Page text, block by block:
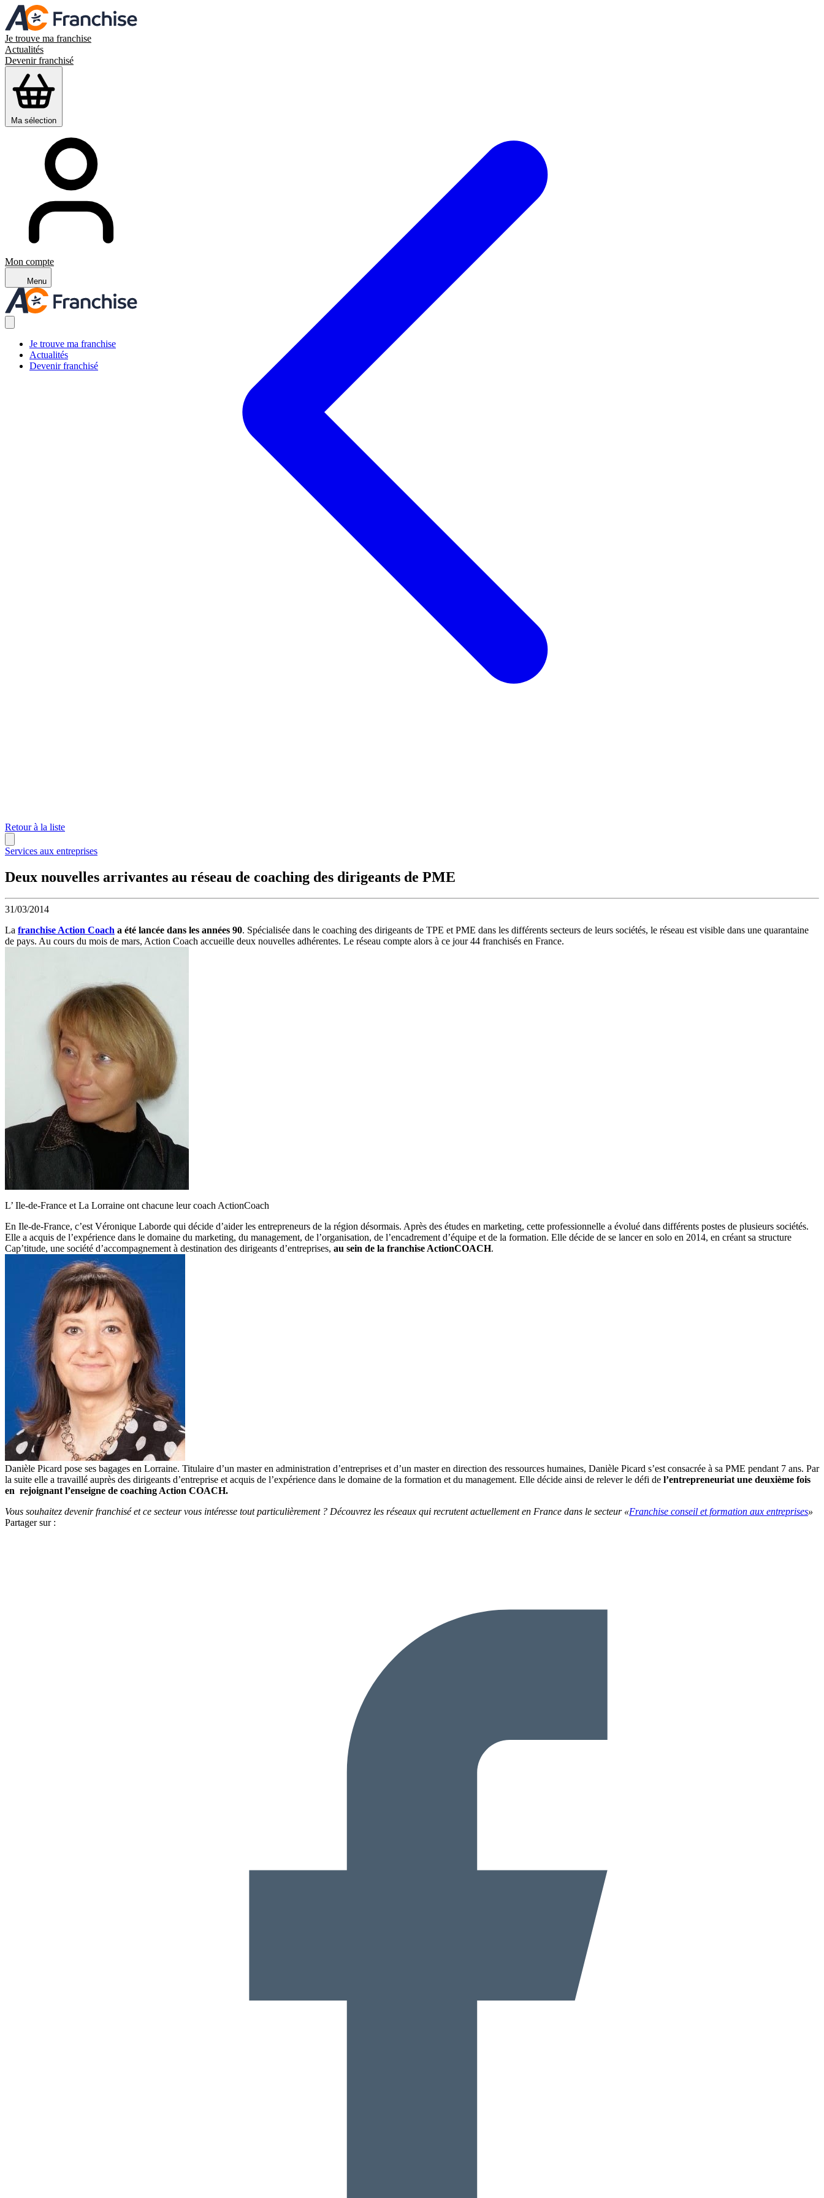
Je trouve ma franchise
Actualités
Devenir franchisé
Ma sélection
Mon compte
Menu
Je trouve ma franchise
Actualités
Devenir franchisé
Retour à la liste
Services aux entreprises
Deux nouvelles arrivantes au réseau de coaching des dirigeants de PME
31/03/2014
La franchise Action Coach a été lancée dans les années 90. Spécialisée dans le coaching des dirigeants de TPE et PME dans les différents secteurs de leurs sociétés, le réseau est visible dans une quarantaine
de pays. Au cours du mois de mars, Action Coach accueille deux nouvelles adhérentes. Le réseau compte alors à ce jour 44 franchisés en France.
L’ Ile-de-France et La Lorraine ont chacune leur coach ActionCoach
En Ile-de-France, c’est Véronique Laborde qui décide d’aider les entrepreneurs de la région désormais. Après des études en marketing, cette professionnelle a évolué dans différents postes de plusieurs sociétés.
Elle a acquis de l’expérience dans le domaine du marketing, du management, de l’organisation, de l’encadrement d’équipe et de la formation. Elle décide de se lancer en solo en 2014, en créant sa structure
Cap’titude, une société d’accompagnement à destination des dirigeants d’entreprises, au sein de la franchise ActionCOACH.
Danièle Picard pose ses bagages en Lorraine. Titulaire d’un master en administration d’entreprises et d’un master en direction des ressources humaines, Danièle Picard s’est consacrée à sa PME pendant 7 ans. Par
la suite elle a travaillé auprès des dirigeants d’entreprise et acquis de l’expérience dans le domaine de la formation et du management. Elle décide ainsi de relever le défi de l’entrepreneuriat une deuxième fois
en rejoignant l’enseigne de coaching Action COACH.
Vous souhaitez devenir franchisé et ce secteur vous intéresse tout particulièrement ? Découvrez les réseaux qui recrutent actuellement en France dans le secteur «Franchise conseil et formation aux entreprises»
Partager sur :